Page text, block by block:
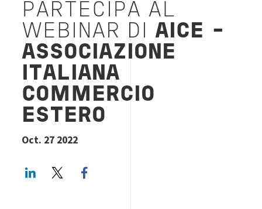
PARTECIPA AL
WEBINAR DI AICE -
ASSOCIAZIONE
ITALIANA
COMMERCIO
ESTERO
Oct. 27 2022
LinkedInTwitter